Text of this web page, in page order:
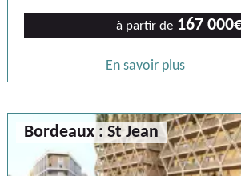
à partir de 167
En savoir plus
Bordeaux : St Jean